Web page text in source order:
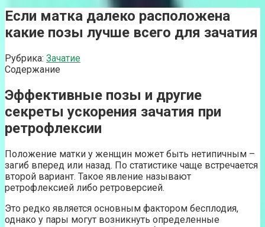
Если матка далеко расположена
какие позы лучше всего для зачатия
Рубрика: Зачатие
Содержание
Эффективные позы и другие
секреты ускорения зачатия при
ретрофлексии
Положение матки у женщин может быть нетипичным –
загиб вперед или назад. По статистике чаще встречается
второй вариант. Такое явление называют
ретрофлексией либо ретроверсией.
Это редко является основным фактором бесплодия,
однако у пары могут возникнуть определенные